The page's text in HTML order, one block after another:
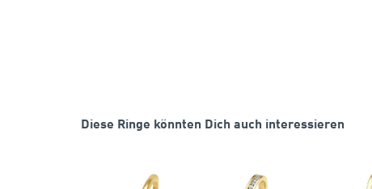
Diese Ringe könnten Dich auch interessieren